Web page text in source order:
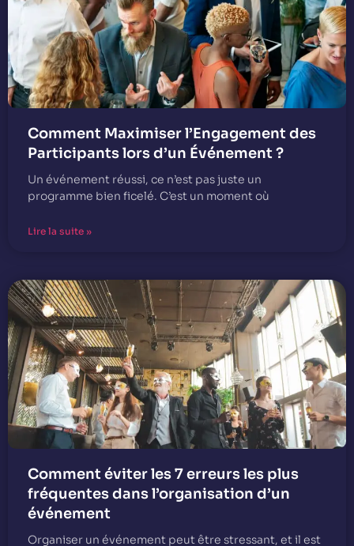
Comment Maximiser l’Engagement des
Participants lors d’un Événement ?
Un événement réussi, ce n’est pas juste un
programme bien ficelé. C’est un moment où
Lire la suite »
Comment éviter les 7 erreurs les plus
fréquentes dans l’organisation d’un
événement
Organiser un événement peut être stressant, et il est